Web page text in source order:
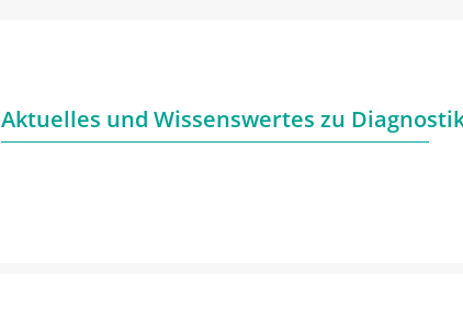
Aktuelles und Wissenswertes zu